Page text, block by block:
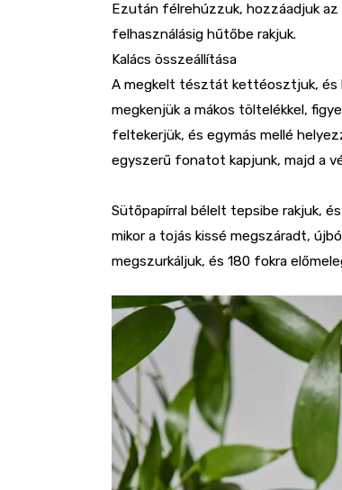
Ezután félrehúzzuk, hozzáadjuk
felhasználásig hűtőbe rakjuk.
Kalács összeállítása
A megkelt tésztát kettéosztjuk, és
megkenjük a mákos töltelékkel,
feltekerjük, és egymás mellé
egyszerű fonatot kapjunk, majd a
Sütőpapírral bélelt tepsibe rakjuk,
mikor a tojás kissé megszáradt,
megszurkáljuk, és 180 fokra